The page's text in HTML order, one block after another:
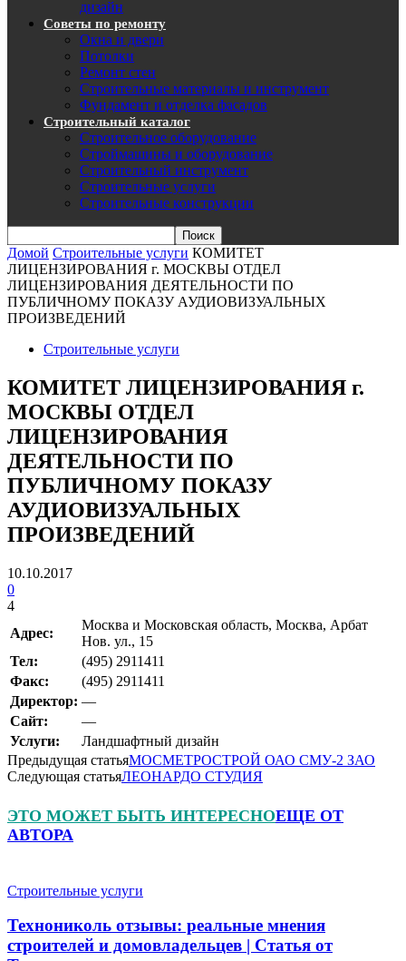
дизайн
Советы по ремонту
Окна и двери
Потолки
Ремонт стен
Строительные материалы и инструмент
Фундамент и отделка фасадов
Строительный каталог
Строительное оборудование
Строймашины и оборудование
Строительный инструмент
Строительные услуги
Строительные конструкции
Домой Строительные услуги КОМИТЕТ
ЛИЦЕНЗИРОВАНИЯ г. МОСКВЫ ОТДЕЛ
ЛИЦЕНЗИРОВАНИЯ ДЕЯТЕЛЬНОСТИ ПО
ПУБЛИЧНОМУ ПОКАЗУ АУДИОВИЗУАЛЬНЫХ
ПРОИЗВЕДЕНИЙ
Строительные услуги
КОМИТЕТ ЛИЦЕНЗИРОВАНИЯ г.
МОСКВЫ ОТДЕЛ
ЛИЦЕНЗИРОВАНИЯ
ДЕЯТЕЛЬНОСТИ ПО
ПУБЛИЧНОМУ ПОКАЗУ
АУДИОВИЗУАЛЬНЫХ
ПРОИЗВЕДЕНИЙ
10.10.2017
0
4
Адрес:
Москва и Московская область, Москва, Арбат
Нов. ул., 15
Teл:
(495) 2911411
Факс:
(495) 2911411
Директор: —
Сайт:
—
Услуги:
Ландшафтный дизайн
Предыдущая статьяМОСМЕТРОСТРОЙ ОАО СМУ-2 ЗАО
Следующая статьяЛЕОНАРДО СТУДИЯ
ЭТО МОЖЕТ БЫТЬ ИНТЕРЕСНОЕЩЕ ОТ
АВТОРА
Строительные услуги
Технониколь отзывы: реальные мнения
строителей и домовладельцев | Статья от